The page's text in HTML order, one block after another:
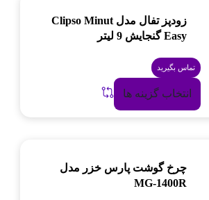
زودپز تفال مدل Clipso Minut
Easy گنجایش 9 لیتر
تماس بگیرید
انتخاب گزینه ها
چرخ گوشت پارس خزر مدل
MG-1400R